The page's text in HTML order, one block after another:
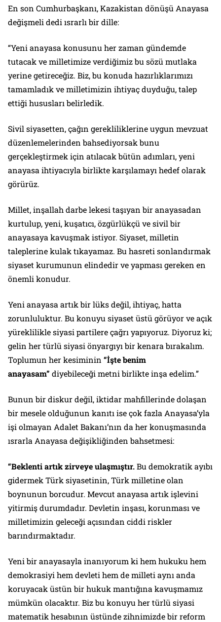
En son Cumhurbaşkanı, Kazakistan dönüşü Anayasa
değişmeli dedi ısrarlı bir dille:
“Yeni anayasa konusunu her zaman gündemde
tutacak ve milletimize verdiğimiz bu sözü mutlaka
yerine getireceğiz. Biz, bu konuda hazırlıklarımızı
tamamladık ve milletimizin ihtiyaç duyduğu, talep
ettiği hususları belirledik.
Sivil siyasetten, çağın gerekliliklerine uygun mevzuat
düzenlemelerinden bahsediyorsak bunu
gerçekleştirmek için atılacak bütün adımları, yeni
anayasa ihtiyacıyla birlikte karşılamayı hedef olarak
görürüz.
Millet, inşallah darbe lekesi taşıyan bir anayasadan
kurtulup, yeni, kuşatıcı, özgürlükçü ve sivil bir
anayasaya kavuşmak istiyor. Siyaset, milletin
taleplerine kulak tıkayamaz. Bu hasreti sonlandırmak
siyaset kurumunun elindedir ve yapması gereken en
önemli konudur.
Yeni anayasa artık bir lüks değil, ihtiyaç, hatta
zorunluluktur. Bu konuyu siyaset üstü görüyor ve açık
yüreklilikle siyasi partilere çağrı yapıyoruz. Diyoruz ki;
gelin her türlü siyasi önyargıyı bir kenara bırakalım.
Toplumun her kesiminin “İşte benim
anayasam” diyebileceği metni birlikte inşa edelim.”
Bunun bir diskur değil, iktidar mahfillerinde dolaşan
bir mesele olduğunun kanıtı ise çok fazla Anayasa’yla
işi olmayan Adalet Bakanı’nın da her konuşmasında
ısrarla Anayasa değişikliğinden bahsetmesi:
“Beklenti artık zirveye ulaşmıştır.Bu demokratik ayıbı
gidermek Türk siyasetinin, Türk milletine olan
boynunun borcudur. Mevcut anayasa artık işlevini
yitirmiş durumdadır. Devletin inşası, korunması ve
milletimizin geleceği açısından ciddi riskler
barındırmaktadır.
Yeni bir anayasayla inanıyorum ki hem hukuku hem
demokrasiyi hem devleti hem de milleti aynı anda
koruyacak üstün bir hukuk mantığına kavuşmamız
mümkün olacaktır. Biz bu konuyu her türlü siyasi
matematik hesabının üstünde zihnimizde bir reform